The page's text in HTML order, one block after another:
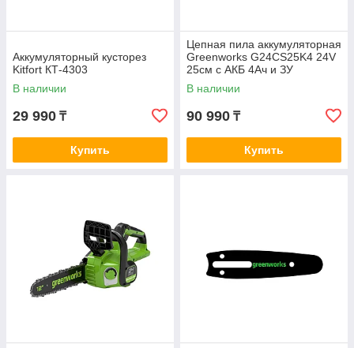
Аккумуляторный кусторез
Kitfort КТ-4303
В наличии
29 990 ₸
Купить
Цепная пила аккумуляторная
Greenworks G24CS25K4 24V
25см c АКБ 4Ач и ЗУ
В наличии
90 990 ₸
Купить